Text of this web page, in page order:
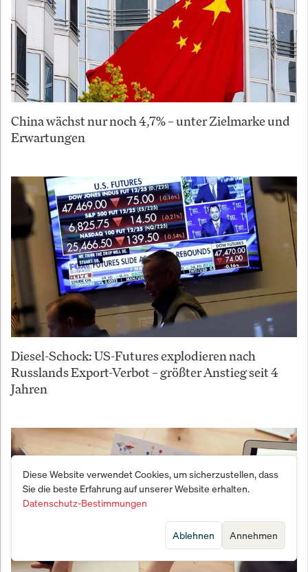
China wächst nur noch 4,7% – unter Zielmarke und
Erwartungen
Diesel-Schock: US-Futures explodieren nach
Russlands Export-Verbot – größter Anstieg seit 4
Jahren
Diese Website verwendet Cookies, um sicherzustellen, dass
Sie die beste Erfahrung auf unserer Website erhalten.
Datenschutz-Bestimmungen
Annehmen
Ablehnen